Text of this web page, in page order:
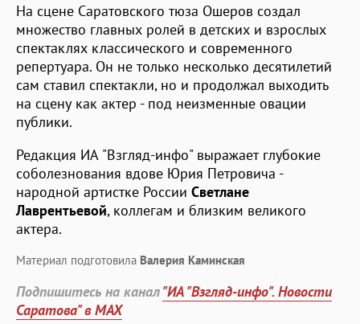
На сцене Саратовского тюза Ошеров создал
множество главных ролей в детских и взрослых
спектаклях классического и современного
репертуара. Он не только несколько десятилетий
сам ставил спектакли, но и продолжал выходить
на сцену как актер - под неизменные овации
публики.
Редакция ИА "Взгляд-инфо" выражает глубокие
соболезнования вдове Юрия Петровича -
народной артистке России Светлане
Лаврентьевой, коллегам и близким великого
актера.
Материал подготовила Валерия Каминская
Подпишитесь на канал"ИА "Взгляд-инфо". Новости
Саратова" в MAX